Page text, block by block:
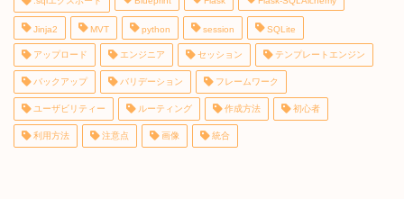
Jinja2 MVT python session SQLite
アップロード エンジニア セッション テンプレートエンジン
バックアップ バリデーション フレームワーク
ユーザビリティー ルーティング 作成方法 初心者
利用方法 注意点 画像 統合